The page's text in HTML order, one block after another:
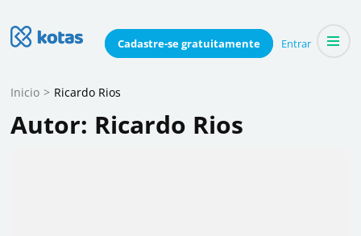
Cadastre-segratuitamente Entrar
to
(Press
Blog do Kotas
Dicas e conteúdo relevante para economizar coletivamente
Inicio > Ricardo Rios
Autor: Ricardo Rios